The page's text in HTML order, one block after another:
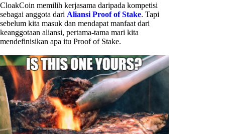
CloakCoin memilih kerjasama daripada kompetisi
sebagai anggota dari Aliansi Proof of Stake. Tapi
sebelum kita masuk dan mendapat manfaat dari
keanggotaan aliansi, pertama-tama mari kita
mendefinisikan apa itu Proof of Stake.